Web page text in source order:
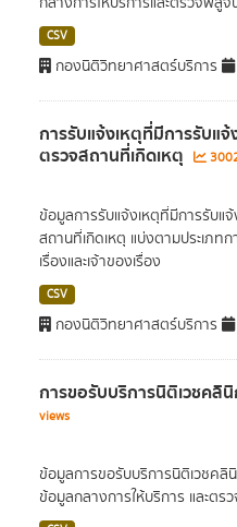
CSV
กองนิติวิทยาศาสตร์บริการ
การรับแจ้งเหตุที่มีการรับแ
ตรวจสถานที่เกิดเหตุ
ข้อมูลการรับแจ้งเหตุที่มีการรับแ
สถานที่เกิดเหตุ แบ่งตามประเภท
เรื่องและเจ้าของเรื่อง
CSV
กองนิติวิทยาศาสตร์บริการ
การขอรับบริการนิติเวชคลิ
views
ข้อมูลการขอรับบริการนิติเวชคลิ
ข้อมูลกลางการให้บริการ และต